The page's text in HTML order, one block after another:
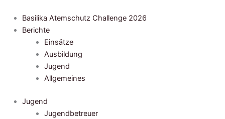
Inhalt
springen
Basilika Atemschutz Challenge 2026
Berichte
Einsätze
Ausbildung
Jugend
Allgemeines
Jugend
Jugendbetreuer